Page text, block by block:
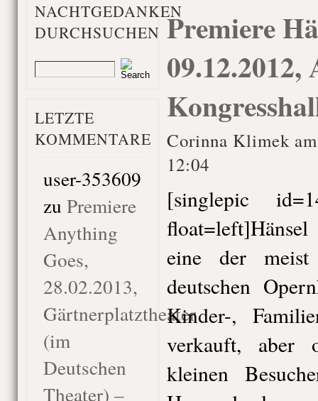
NACHTGEDANKEN
DURCHSUCHEN
LETZTE
KOMMENTARE
user-353609
zu Premiere
Anything
Goes,
28.02.2013,
Gärtnerplatztheater
(im
Deutschen
Theater) –
Premiere
09.12.2012,
Corinna Klimek
12:04
[singlepic
eine der
deutschen
Kinder-,
verkauft, aber
kleinen